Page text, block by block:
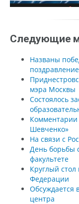
Следующие
Названы
мэра Москвы
Состоялось
Комментарии
Шевченко»
На связи с
День борьбы
факультете
Круглый
Федерации
Обсуждается
центра